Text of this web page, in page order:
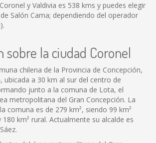
y Valdivia es 538 kms y puedes elegir
Salón Cama; dependiendo del operador
).
sobre la ciudad Coronel
chilena de la Provincia de Concepción,
ubicada a 30 km al sur del centro de
junto a la comuna de Lota, el
metropolitana del Gran Concepción. La
comuna es de 279 km², siendo 99 km²
km² rural. Actualmente su alcalde es